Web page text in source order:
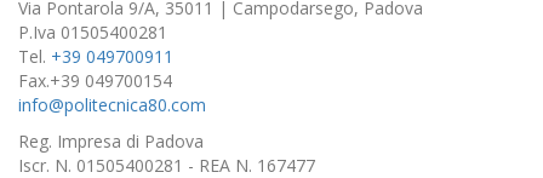
Via Pontarola 9/A, 35011 | Campodarsego, Padova
P.Iva 01505400281
Tel. +39 049700911
Fax.+39 049700154
info@politecnica80.com
Reg. Impresa di Padova
Iscr. N. 01505400281 - REA N. 167477